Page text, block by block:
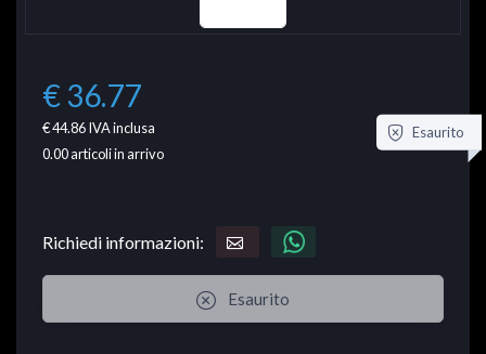
€ 36.77
€ 44.86IVA inclusa
0.00articoli in arrivo
Esaurito
Richiedi informazioni:
Esaurito